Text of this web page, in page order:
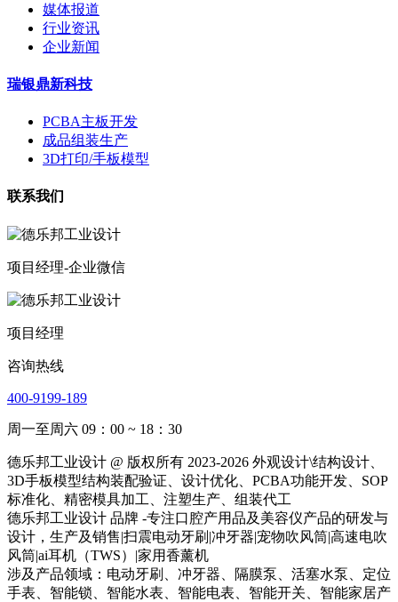
媒体报道
行业资讯
企业新闻
瑞银鼎新科技
PCBA主板开发
成品组装生产
3D打印/手板模型
联系我们
项目经理-企业微信
项目经理
咨询热线
400-9199-189
周一至周六 09：00 ~ 18：30
德乐邦工业设计 @ 版权所有 2023-2026 外观设计\结构设计、
3D手板模型结构装配验证、设计优化、PCBA功能开发、SOP
标准化、精密模具加工、注塑生产、组装代工
德乐邦工业设计 品牌 -专注口腔产用品及美容仪产品的研发与
设计，生产及销售|扫震电动牙刷|冲牙器|宠物吹风筒|高速电吹
风筒|ai耳机（TWS）|家用香薰机
涉及产品领域：电动牙刷、冲牙器、隔膜泵、活塞水泵、定位
手表、智能锁、智能水表、智能电表、智能开关、智能家居产